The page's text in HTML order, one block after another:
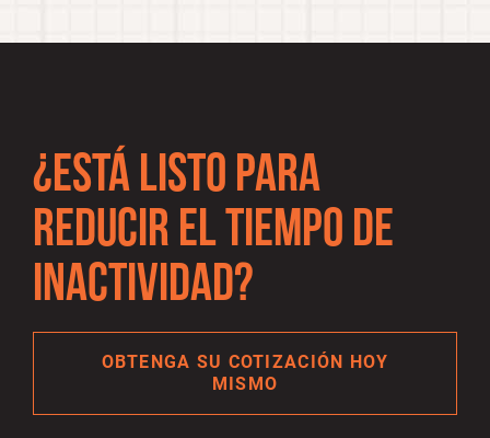
¿ESTÁ LISTO PARA
REDUCIR EL TIEMPO DE
INACTIVIDAD?
OBTENGA SU COTIZACIÓN HOY
MISMO